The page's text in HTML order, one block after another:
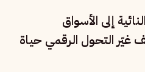
إلى الأسواق
غيّر التحول الرقمي حياة